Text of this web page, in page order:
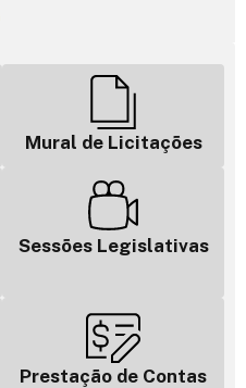
Mural de Licitações
Sessões Legislativas
Prestação de Contas